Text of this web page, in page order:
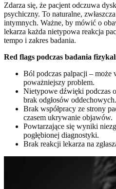
Zdarza się, że pacjent odczuwa
psychiczny. To naturalne,
intymnych. Ważne, by mówić o
lekarza każda nietypowa reakcja
tempo i zakres badania.
Red flags podczas badania
Ból podczas palpacji – może
poważniejszy problem.
Nietypowe dźwięki podczas
brak odgłosów oddechowych.
Brak współpracy ze strony
czasem ukrywanie objawów.
Powtarzające się wyniki
pogłębionej diagnostyki.
Brak reakcji lekarza na